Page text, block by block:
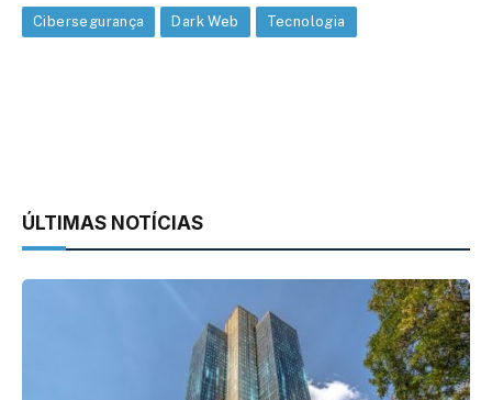
Cibersegurança Dark Web Tecnologia
ÚLTIMAS NOTÍCIAS